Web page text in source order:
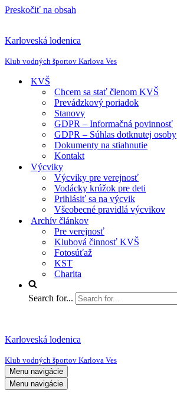
Preskočiť na obsah
Karloveská lodenica
Klub vodných športov Karlova Ves
KVŠ
Chcem sa stať členom KVŠ
Prevádzkový poriadok
Stanovy
GDPR – Informačná povinnosť
GDPR – Súhlas dotknutej osoby
Dokumenty na stiahnutie
Kontakt
Výcviky
Výcviky pre verejnosť
Vodácky krúžok pre deti
Prihlásiť sa na výcvik
Všeobecné pravidlá výcvikov
Archív článkov
Pre verejnosť
Klubová činnosť KVŠ
Fotosúťaž
KST
Charita
Search for...
Karloveská lodenica
Klub vodných športov Karlova Ves
Menu navigácie
Menu navigácie